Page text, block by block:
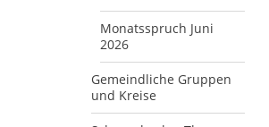
Monatsspruch Juni
2026
Gemeindliche Gruppen
und Kreise